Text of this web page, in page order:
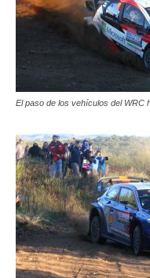
El paso de los vehículos del WRC